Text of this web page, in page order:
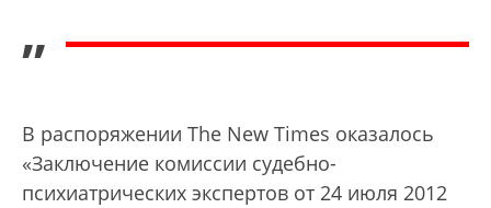
”
В распоряжении The New Times оказалось
«Заключение комиссии судебно-
психиатрических экспертов от 24 июля 2012